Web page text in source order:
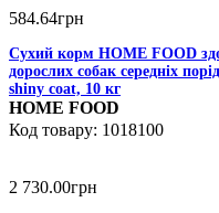
584.64грн
Сухий корм HOME FOOD
дорослих собак середніх
shiny coat, 10 кг
HOME FOOD
1018100
2 730.00грн